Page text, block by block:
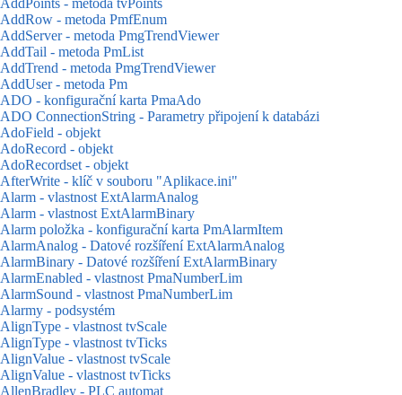
AddPoints - metoda tvPoints
AddRow - metoda PmfEnum
AddServer - metoda PmgTrendViewer
AddTail - metoda PmList
AddTrend - metoda PmgTrendViewer
AddUser - metoda Pm
ADO - konfigurační karta PmaAdo
ADO ConnectionString - Parametry připojení k databázi
AdoField - objekt
AdoRecord - objekt
AdoRecordset - objekt
AfterWrite - klíč v souboru "Aplikace.ini"
Alarm - vlastnost ExtAlarmAnalog
Alarm - vlastnost ExtAlarmBinary
Alarm položka - konfigurační karta PmAlarmItem
AlarmAnalog - Datové rozšíření ExtAlarmAnalog
AlarmBinary - Datové rozšíření ExtAlarmBinary
AlarmEnabled - vlastnost PmaNumberLim
AlarmSound - vlastnost PmaNumberLim
Alarmy - podsystém
AlignType - vlastnost tvScale
AlignType - vlastnost tvTicks
AlignValue - vlastnost tvScale
AlignValue - vlastnost tvTicks
AllenBradley - PLC automat